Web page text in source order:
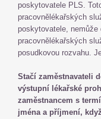
poskytovatele PLS.
pracovnělékařských
poskytovatele,
pracovnělékařských
posudkovou rozvahu.
Stačí zaměstnavateli
výstupní lékařské
zaměstnancem s
jména a příjmení,